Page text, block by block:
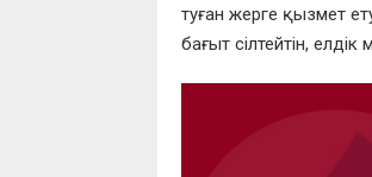
туған жерге қызмет
бағыт сілтейтін,